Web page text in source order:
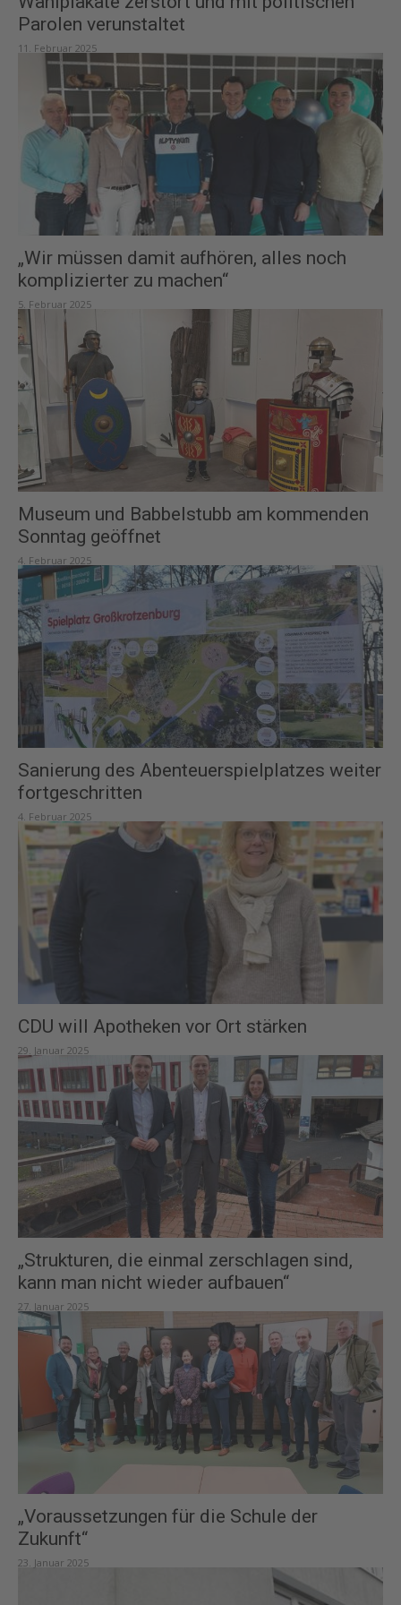
Parolen verunstaltet
11. Februar 2025
„Wir müssen damit aufhören, alles noch
komplizierter zu machen“
5. Februar 2025
Museum und Babbelstubb am kommenden
Sonntag geöffnet
4. Februar 2025
Sanierung des Abenteuerspielplatzes weiter
fortgeschritten
4. Februar 2025
CDU will Apotheken vor Ort stärken
29. Januar 2025
„Strukturen, die einmal zerschlagen sind,
kann man nicht wieder aufbauen“
27. Januar 2025
„Voraussetzungen für die Schule der
Zukunft“
23. Januar 2025